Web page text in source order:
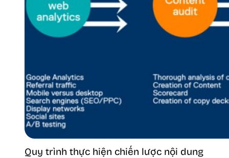
Quy trình thực hiện chiến lược nội dung